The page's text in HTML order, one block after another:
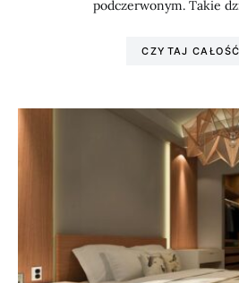
podczerwonym. Takie
CZYTAJ CAŁOŚĆ